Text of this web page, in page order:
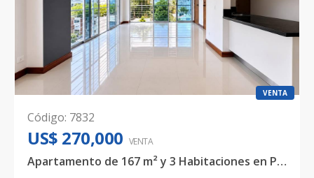
VENTA
Código: 7832
US$ 270,000 VENTA
Apartamento de 167 m² y 3 Habitaciones en Piantini